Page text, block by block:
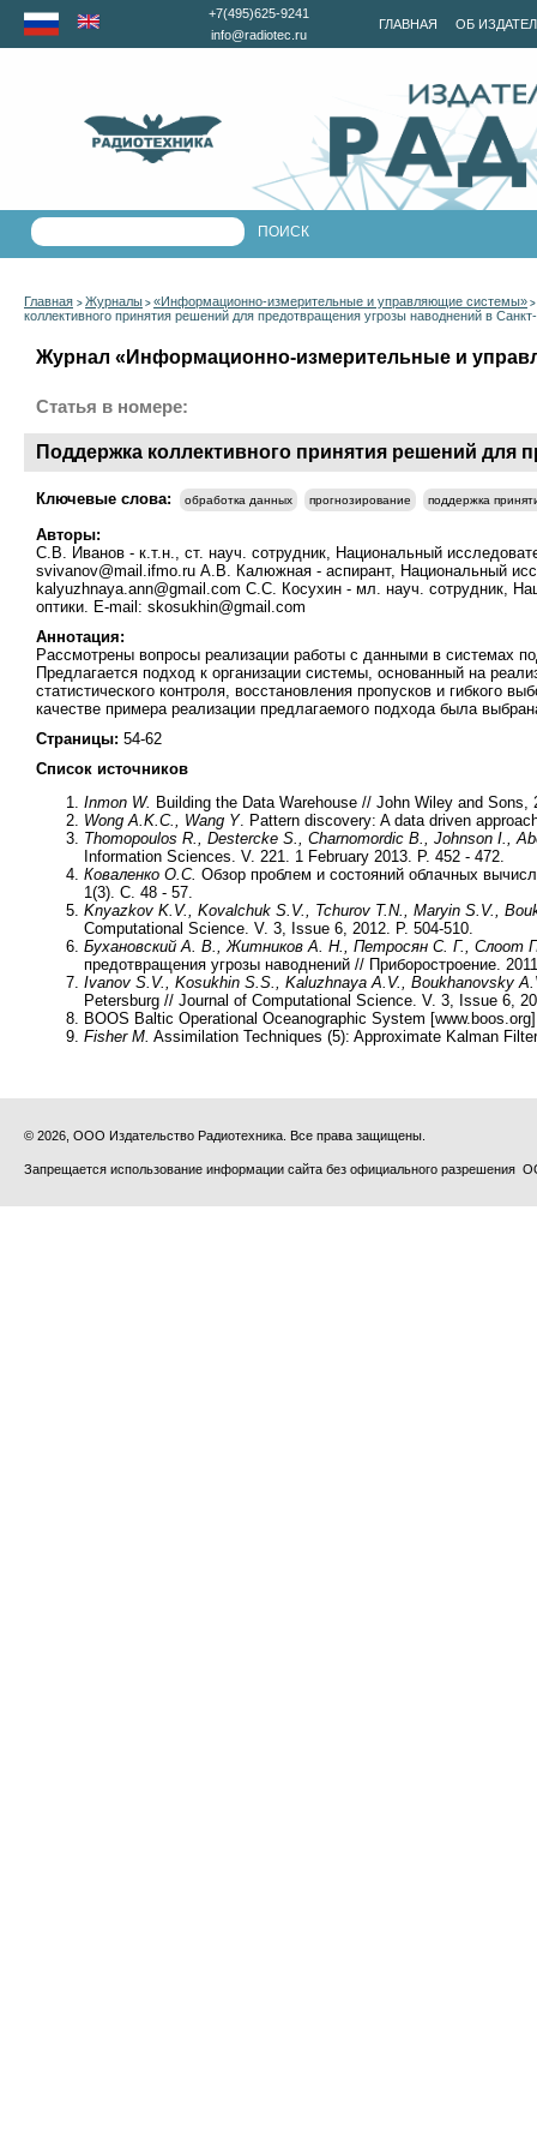
ГЛАВНАЯ ОБ
+7(495)625-9241
info@radiotec.ru
Главная > Журналы > «Информационно-измерительные и управляющие системы» >
коллективного принятия решений для предотвращения угрозы наводнений в
Журнал «Информационно-измерительные и
Статья в номере:
Поддержка коллективного принятия решений для
Ключевые слова: обработка данных прогнозирование поддержка
Авторы:
С.В. Иванов - к.т.н., ст. науч. сотрудник, Национальный
svivanov@mail.ifmo.ru А.В. Калюжная - аспирант, Национальный
kalyuzhnaya.ann@gmail.com С.С. Косухин - мл. науч. сотрудник,
оптики. E-mail: skosukhin@gmail.com
Аннотация:
Рассмотрены вопросы реализации работы с данными в системах
Предлагается подход к организации системы, основанный на
статистического контроля, восстановления пропусков и гибкого
качестве примера реализации предлагаемого подхода была
Страницы: 54-62
Список источников
Inmon W. Building the Data Warehouse // John Wiley and Sons,
Wong A.K.C., Wang Y. Pattern discovery: A data driven
Thomopoulos R., Destercke S., Charnomordic B., Johnson I.,
Information Sciences. V. 221. 1 February 2013. P. 452 - 472.
Коваленко О.С. Обзор проблем и состояний облачных
1(3). С. 48 - 57.
Knyazkov K.V., Kovalchuk S.V., Tchurov T.N., Maryin S.V.,
Computational Science. V. 3, Issue 6, 2012. P. 504-510.
Бухановский А. В., Житников А. Н., Петросян С. Г., Слоот
предотвращения угрозы наводнений // Приборостроение.
Ivanov S.V., Kosukhin S.S., KaluzhnayaА.V., BoukhanovskyА
Petersburg // Journal of Computational Science. V. 3, Issue 6,
BOOS Baltic Operational Oceanographic System [www.boos.org]
Fisher M. Assimilation Techniques (5): Approximate Kalman
© 2026, ООО Издательство Радиотехника. Все права защищены.
Запрещается использование информации сайта без официального разрешения